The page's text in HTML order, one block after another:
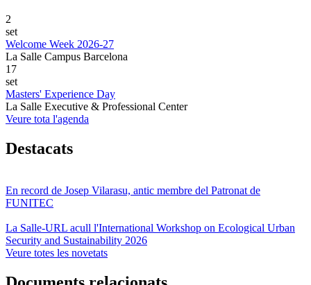
2
set
Welcome Week 2026-27
La Salle Campus Barcelona
17
set
Masters' Experience Day
La Salle Executive & Professional Center
Veure tota l'agenda
Destacats
En record de Josep Vilarasu, antic membre del Patronat de
FUNITEC
La Salle-URL acull l'International Workshop on Ecological Urban
Security and Sustainability 2026
Veure totes les novetats